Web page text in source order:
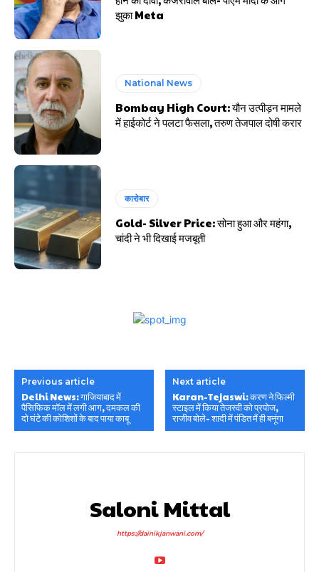
झुका Meta
National News
Bombay High Court: यौन उत्पीड़न मामले
में हाईकोर्ट ने पलटा फैसला, तरुण तेजपाल दोषी करार
कारोबार
Gold- Silver Price: सोना हुआ और महंगा,
चांदी ने भी दिखाई मजबूती
Previous article
Delhi News: गाजियाबाद में
पैसिफिक मॉल में लगी आग, दमकल की
दो घंटे की कोशिशों के बाद पाया काबू
Next article
Karan-Tejaswi: करण ने फिल्मी
स्टाइल में किया तेजस्वी को प्रपोज,
राजीव बोले- शादी में पंडित मैं ही बनूंगा
Saloni Mittal
https://dainikjanwani.com/